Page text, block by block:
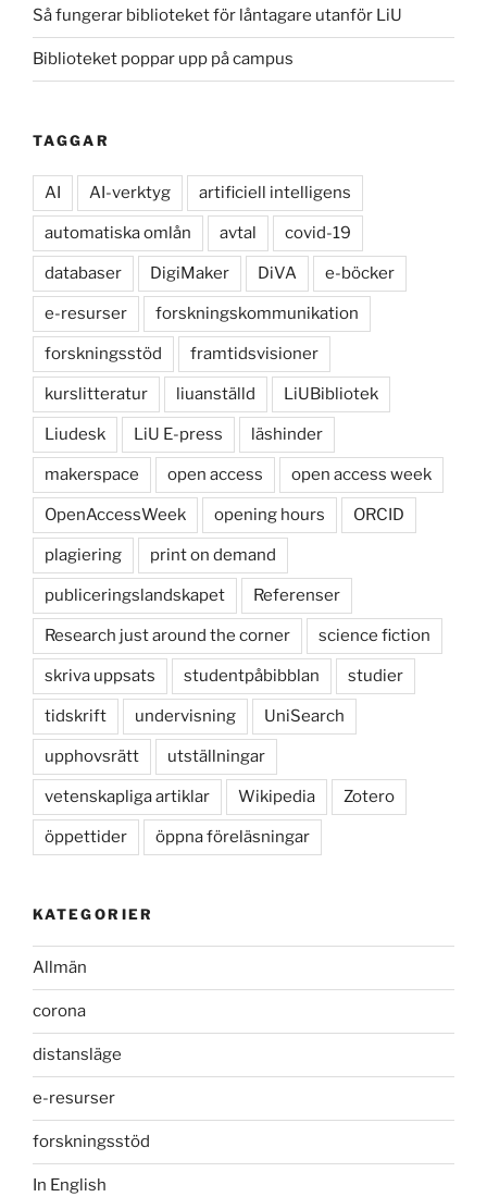
Så fungerar biblioteket för låntagare utanför LiU
Biblioteket poppar upp på campus
TAGGAR
AI AI-verktyg artificiell intelligens
automatiska omlån avtal covid-19
databaser DigiMaker DiVA e-böcker
e-resurser forskningskommunikation
forskningsstöd framtidsvisioner
kurslitteratur liuanställd LiUBibliotek
Liudesk LiU E-press läshinder
makerspace open access open access week
OpenAccessWeek opening hours ORCID
plagiering print on demand
publiceringslandskapet Referenser
Research just around the corner science fiction
skriva uppsats studentpåbibblan studier
tidskrift undervisning UniSearch
upphovsrätt utställningar
vetenskapliga artiklar Wikipedia Zotero
öppettider öppna föreläsningar
KATEGORIER
Allmän
corona
distansläge
e-resurser
forskningsstöd
In English